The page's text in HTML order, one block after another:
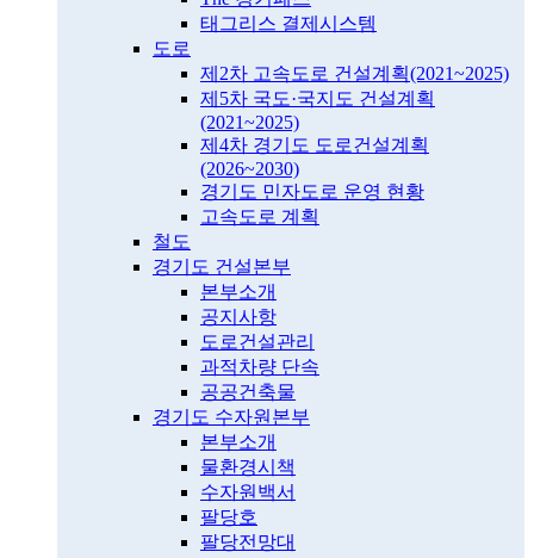
태그리스 결제시스템
도로
제2차 고속도로 건설계획(2021~2025)
제5차 국도·국지도 건설계획
(2021~2025)
제4차 경기도 도로건설계획
(2026~2030)
경기도 민자도로 운영 현황
고속도로 계획
철도
경기도 건설본부
본부소개
공지사항
도로건설관리
과적차량 단속
공공건축물
경기도 수자원본부
본부소개
물환경시책
수자원백서
팔당호
팔당전망대